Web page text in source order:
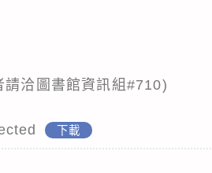
請洽圖書館資訊組#710)
下載